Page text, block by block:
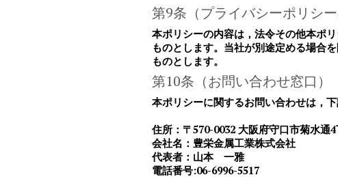
第9条（プライバシーポリシー
本ポリシーの内容は，法令その他本ポ
ものとします。当社が別途定める場合
ものとします。
第10条（お問い合わせ窓口）
本ポリシーに関するお問い合わせは，
住所：〒570-0032 大阪府守口市菊水通
会社名：豊栄金属工業株式会社
代表者：山本 一雅
電話番号:06-6996-5517